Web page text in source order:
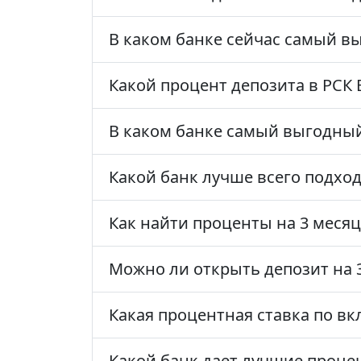
В каком банке сейчас самый
Какой процент депозита в РСК
В каком банке самый
Какой банк лучше всего
Как найти проценты на 3
Можно ли открыть депозит на
Какая процентная ставка по